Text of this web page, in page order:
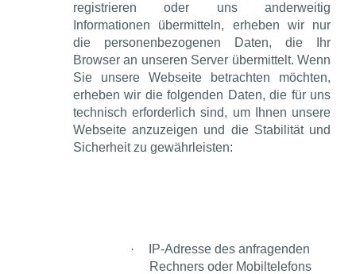
registrieren oder uns anderweitig
Informationen übermitteln, erheben wir nur
die personenbezogenen Daten, die Ihr
Browser an unseren Server übermittelt. Wenn
Sie unsere Webseite betrachten möchten,
erheben wir die folgenden Daten, die für uns
technisch erforderlich sind, um Ihnen unsere
Webseite anzuzeigen und die Stabilität und
Sicherheit zu gewährleisten:
·
IP-Adresse des anfragenden
Rechners oder Mobiltelefons